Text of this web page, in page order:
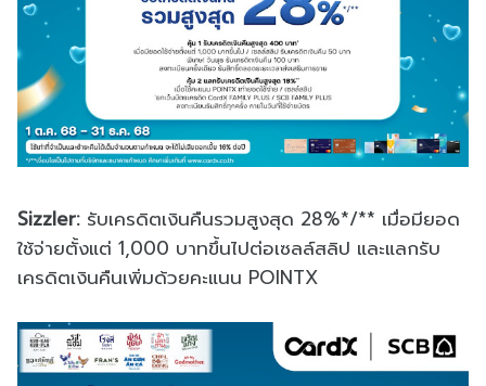
Sizzler: รับเครดิตเงินคืนรวมสูงสุด 28%*/** เมื่อมียอด
ใช้จ่ายตั้งแต่ 1,000 บาทขึ้นไปต่อเซลล์สลิป และแลกรับ
เครดิตเงินคืนเพิ่มด้วยคะแนน POINTX